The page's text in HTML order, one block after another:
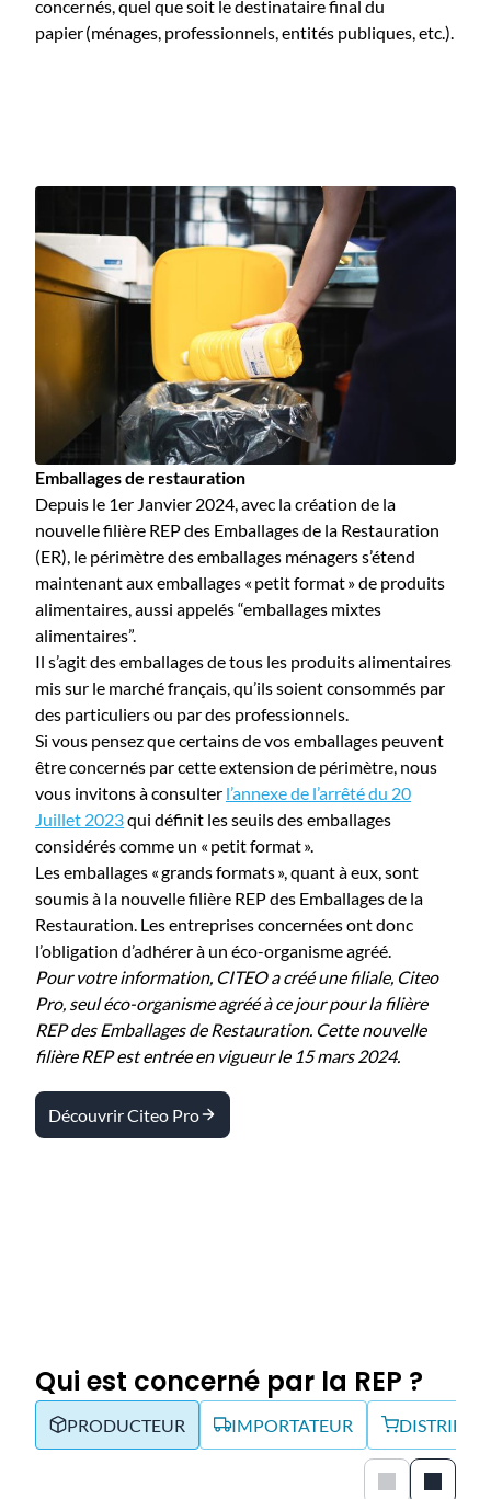
concernés, quel que soit le destinataire final du
papier (ménages, professionnels, entités publiques, etc.).
Emballages de restauration
Depuis le 1er Janvier 2024, avec la création de la
nouvelle filière REP des Emballages de la Restauration
(ER), le périmètre des emballages ménagers s’étend
maintenant aux emballages « petit format » de produits
alimentaires, aussi appelés “emballages mixtes
alimentaires”.
Il s’agit des emballages de tous les produits alimentaires
mis sur le marché français, qu’ils soient consommés par
des particuliers ou par des professionnels.
Si vous pensez que certains de vos emballages peuvent
être concernés par cette extension de périmètre, nous
vous invitons à consulter l’annexe de l’arrêté du 20
Juillet 2023qui définit les seuils des emballages
considérés comme un « petit format ».
Les emballages « grands formats », quant à eux, sont
soumis à la nouvelle filière REP des Emballages de la
Restauration. Les entreprises concernées ont donc
l’obligation d’adhérer à un éco-organisme agréé.
Pour votre information, CITEO a créé une filiale, Citeo
Pro, seul éco-organisme agréé à ce jour pour la filière
REP des Emballages de Restauration. Cette nouvelle
filière REP est entrée en vigueur le 15 mars 2024.
Découvrir Citeo Pro
Qui est concerné par la REP ?
PRODUCTEUR IMPORTATEUR